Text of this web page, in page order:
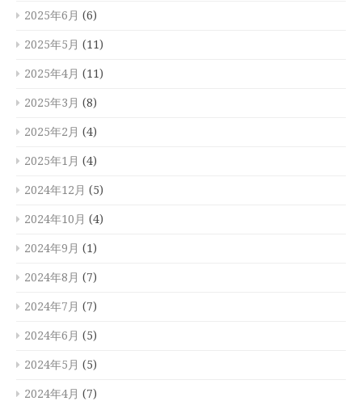
2025年6月 (6)
2025年5月 (11)
2025年4月 (11)
2025年3月 (8)
2025年2月 (4)
2025年1月 (4)
2024年12月 (5)
2024年10月 (4)
2024年9月 (1)
2024年8月 (7)
2024年7月 (7)
2024年6月 (5)
2024年5月 (5)
2024年4月 (7)